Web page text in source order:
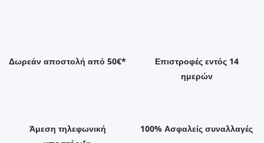
Δωρεάν αποστολή από 50€*
Επιστροφές εντός 14
ημερών
Άμεση τηλεφωνική
100% Ασφαλείς συναλλαγές